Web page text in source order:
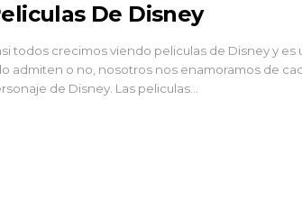
De Disney
todos crecimos viendo peliculas de Disney y es
admiten o no, nosotros nos enamoramos de
de Disney. Las peliculas…